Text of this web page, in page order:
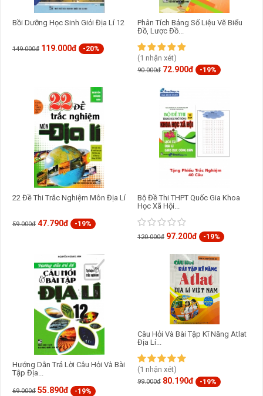
sinh giỏi quốc gia và các kì thi học sinh giỏi cấp tỉnh, huyện,
trường hoặc cụm trường.
Hoàn thành được các câu hỏi và bài tập ở cả hai phần giúp các
em tự tin hơn trong các kì thi định kì và thường xuyên môn
Bồi Dưỡng Học Sinh Giỏi Địa Lí 12
149.000đ 119.000đ -20%
Phân Tích Bảng Số Liệu Vẽ Biểu
Đồ, Lược Đồ...
(1 nhận xét)
90.000đ 72.900đ -19%
22 Đề Thi Trắc Nghiệm Môn Địa Lí
59.000đ 47.790đ -19%
Bộ Đề Thi THPT Quốc Gia Khoa
Học Xã Hội...
120.000đ 97.200đ -19%
Hướng Dẫn Trả Lời Câu Hỏi Và Bài
Tập Địa...
69.000đ 55.890đ -19%
Câu Hỏi Và Bài Tập Kĩ Năng Atlat
Địa Lí...
(1 nhận xét)
99.000đ 80.190đ -19%